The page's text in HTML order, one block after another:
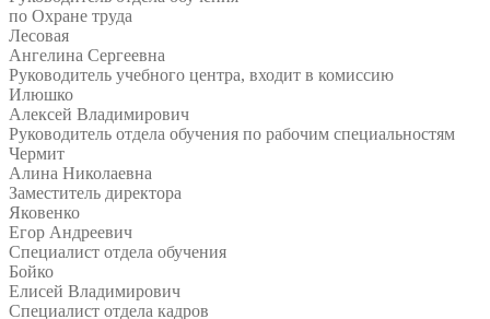
по Охране труда
Лесовая
Ангелина Сергеевна
Руководитель учебного центра, входит в комиссию
Илюшко
Алексей Владимирович
Руководитель отдела обучения по рабочим специальностям
Чермит
Алина Николаевна
Заместитель директора
Яковенко
Егор Андреевич
Специалист отдела обучения
Бойко
Елисей Владимирович
Специалист отдела кадров